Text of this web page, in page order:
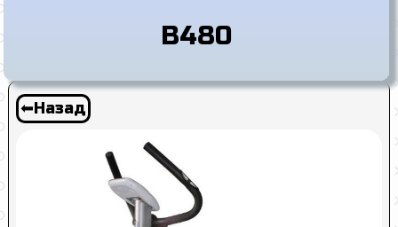
B480
⬅Назад